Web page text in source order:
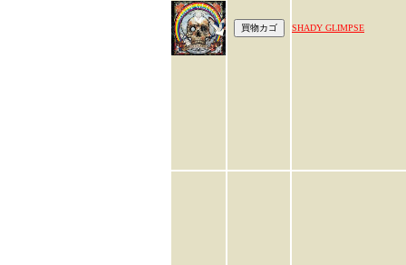
SHADY GLIMPSE